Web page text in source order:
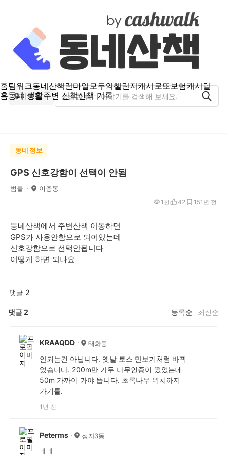
홈팀워크동네산책런마일모두의챌린지캐시로또보험캐시딜
홈동네 생활주변 산책산책 기록
이충동
동네 정보
GPS 신호강함이 선택이 안됨
범들 이충동
1년 전
1천 42 15
동네산책에서 주변산책 이동하면
GPS가 사용안함으로 되어있는데
신호강함으로 선택안됩니다
어떻게 하면 되나요
댓글 2
댓글2 등록순 최신순
KRAAQDD 태화동
안되는건 아닙니다. 옛날 토스 만보기처럼 바뀌
었습니다. 200m만 가두 나무인증이 떴었는데
50m 가까이 가야 뜹니다. 초록나무 위치까지
가기를.
1년 전
Peterms 정자3동
ㅔㅔ